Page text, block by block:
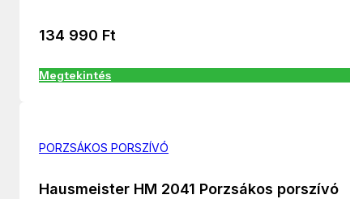
134 990 Ft
Megtekintés
PORZSÁKOS PORSZÍVÓ
Hausmeister HM 2041 Porzsákos porszívó